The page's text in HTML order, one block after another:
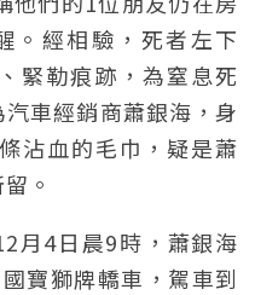
。經相驗，死者左下
緊勒痕跡，為窒息死
車經銷商蕭銀海，身
沾血的毛巾，疑是蕭
。
月4日晨9時，蕭銀海
寶獅牌轎車，駕車到